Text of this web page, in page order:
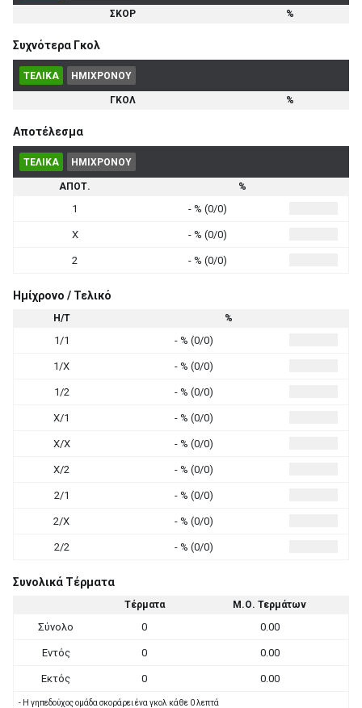
ΣΚΟΡ %
Συχνότερα Γκολ
ΤΕΛΙΚΑ ΗΜΙΧΡΟΝΟΥ
ΓΚΟΛ %
Αποτέλεσμα
ΤΕΛΙΚΑ ΗΜΙΧΡΟΝΟΥ
ΑΠΟΤ. %
1 - % (0/0)
X - % (0/0)
2 - % (0/0)
Ημίχρονο / Τελικό
Η/Τ %
1/1 - % (0/0)
1/X - % (0/0)
1/2 - % (0/0)
X/1 - % (0/0)
X/X - % (0/0)
X/2 - % (0/0)
2/1 - % (0/0)
2/X - % (0/0)
2/2 - % (0/0)
Συνολικά Τέρματα
Τέρματα Μ.Ο. Τερμάτων
Σύνολο 0 0.00
Εντός 0 0.00
Εκτός 0 0.00
- Η γηπεδούχος ομάδα σκοράρει ένα γκολ κάθε 0 λεπτά